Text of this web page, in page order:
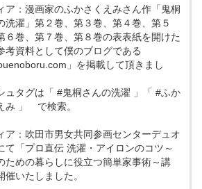
ア：漫画家のふかさくえみさん作「鬼桐
洗濯」第２巻、第３巻、第４巻、第５
６巻、第７巻、第８巻の表表紙を開けた
考資料として僕のブログである
」を掲載して頂きまし
ュタグは「 #鬼桐さんの洗濯 」「 #ふか
み 」 で検索。
ア：吹田市男女共同参画センターデュオ
て「プロ直伝 洗濯・アイロンのコツ～
ための暮らしに役立つ簡単家事術～講
催いたしました。